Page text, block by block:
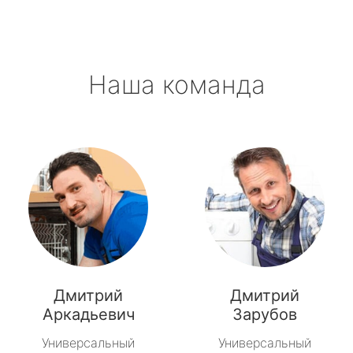
Наша команда
Дмитрий
Аркадьевич
Универсальный
Дмитрий
Зарубов
Универсальный